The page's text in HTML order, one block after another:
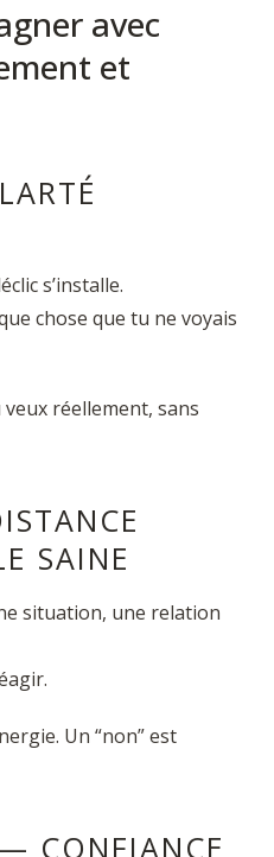
avec
et
s’installe.
chose que tu ne voyais
réellement, sans
SAINE
situation, une relation
Un “non” est
CONFIANCE